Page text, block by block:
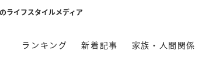
ライフスタイルメディア
ランキング 新着記事 家族・人間関係